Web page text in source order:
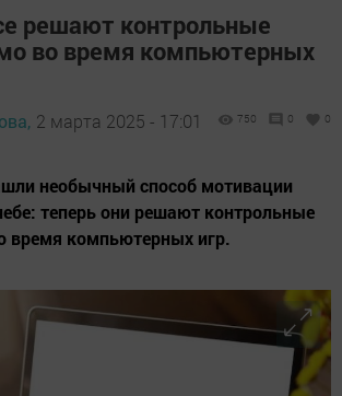
решают контрольные
во время компьютерных
2 марта 2025 - 17:01 750 0 0
необычный способ мотивации
теперь они решают контрольные
время компьютерных игр.